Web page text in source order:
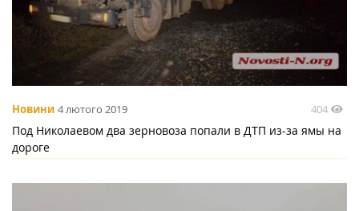
Новини 4 лютого 2019 404
Под Николаевом два зерновоза попали в ДТП из-за ямы на
дороге